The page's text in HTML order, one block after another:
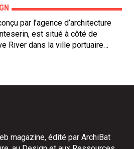
par l’agence d’architecture
est situé à côté de
River dans la ville portuaire…
magazine, édité par ArchiBat